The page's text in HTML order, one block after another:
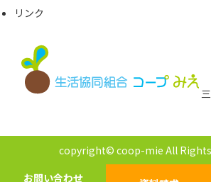
お問い合わせ
リンク
copyright© coop-mie All Rights